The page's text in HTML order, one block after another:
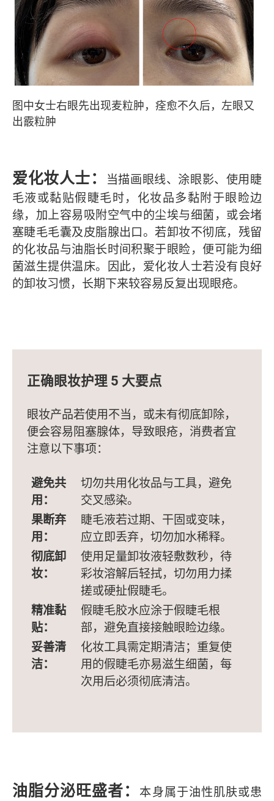
图中女士右眼先出现麦粒肿，痊愈不久后，左眼又
出霰粒肿
爱化妆人士：
当描画眼线、涂眼影、使用睫
毛液或黏贴假睫毛时，化妆品多黏附于眼睑边
缘，加上容易吸附空气中的尘埃与细菌，或会堵
塞睫毛毛囊及皮脂腺出口。若卸妆不彻底，残留
的化妆品与油脂长时间积聚于眼睑，便可能为细
菌滋生提供温床。因此，爱化妆人士若没有良好
的卸妆习惯，长期下来较容易反复出现眼疮。
正确眼妆护理 5 大要点
眼妆产品若使用不当，或未有彻底卸除，
便会容易阻塞腺体，导致眼疮，消费者宜
注意以下事项：
避免共
用：
切勿共用化妆品与工具，避免
交叉感染。
果断弃
用：
睫毛液若过期、干固或变味，
应立即丢弃，切勿加水稀释。
彻底卸
妆：
使用足量卸妆液轻敷数秒，待
彩妆溶解后轻拭，切勿用力揉
搓或硬扯假睫毛。
精准黏
贴：
假睫毛胶水应涂于假睫毛根
部，避免直接接触眼睑边缘。
妥善清
洁：
化妆工具需定期清洁；重复使
用的假睫毛亦易滋生细菌，每
次用后必须彻底清洁。
油脂分泌旺盛者：
本身属于油性肌肤或患